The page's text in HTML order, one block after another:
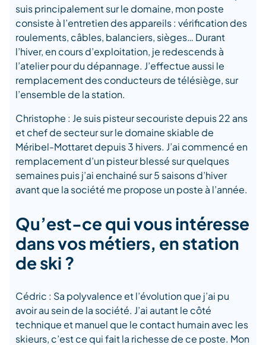
suis principalement sur le domaine, mon poste
consiste à l’entretien des appareils : vérification des
roulements, câbles, balanciers, sièges… Durant
l’hiver, en cours d’exploitation, je redescends à
l’atelier pour du dépannage. J’effectue aussi le
remplacement des conducteurs de télésiège, sur
l’ensemble de la station.
Christophe : Je suis pisteur secouriste depuis 22 ans
et chef de secteur sur le domaine skiable de
Méribel-Mottaret depuis 3 hivers. J’ai commencé en
remplacement d’un pisteur blessé sur quelques
semaines puis j’ai enchainé sur 5 saisons d’hiver
avant que la société me propose un poste à l’année.
Qu’est-ce qui vous intéresse
dans vos métiers, en station
de ski ?
Cédric : Sa polyvalence et l’évolution que j’ai pu
avoir au sein de la société. J’ai autant le côté
technique et manuel que le contact humain avec les
skieurs, c’est ce qui fait la richesse de ce poste. Mon